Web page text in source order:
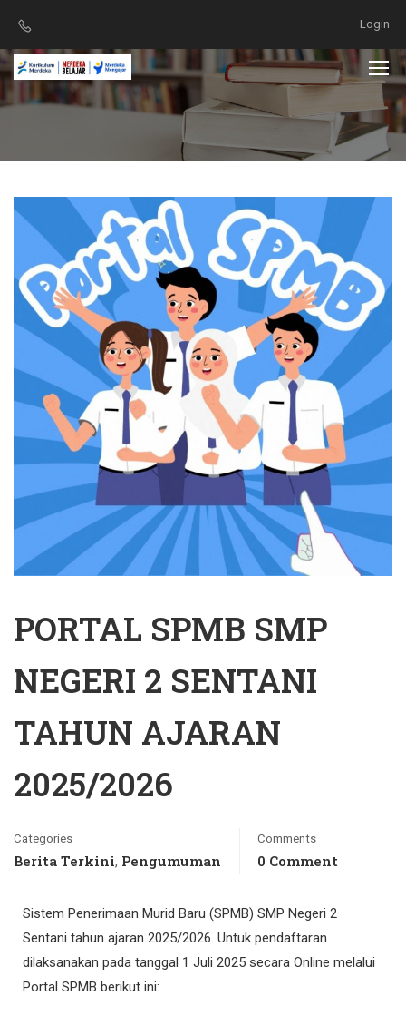
Login
PORTAL SPMB SMP
NEGERI 2 SENTANI
TAHUN AJARAN
2025/2026
Categories
Berita Terkini, Pengumuman
Comments
0 Comment
Sistem Penerimaan Murid Baru (SPMB) SMP Negeri 2
Sentani tahun ajaran 2025/2026. Untuk pendaftaran
dilaksanakan pada tanggal 1 Juli 2025 secara Online melalui
Portal SPMB berikut ini: